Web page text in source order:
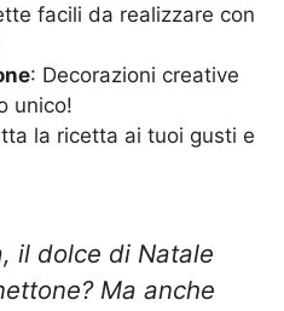
facili da realizzare con
: Decorazioni creative
unico!
la ricetta ai tuoi gusti e
il dolce di Natale
Ma anche